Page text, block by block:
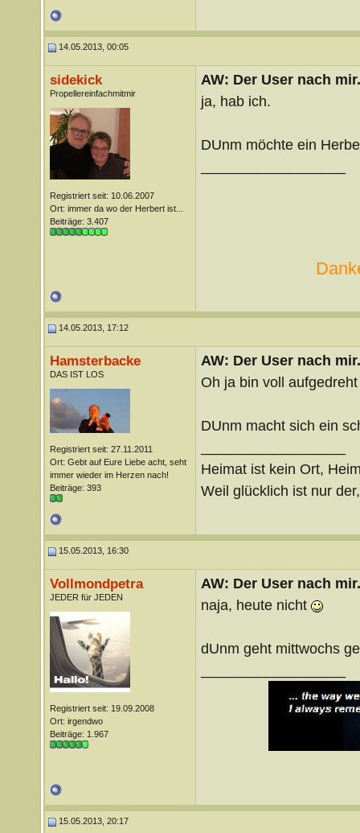
14.05.2013, 00:05
sidekick
Propellereinfachmitmir
Registriert seit: 10.06.2007
Ort: immer da wo der Herbert ist...
Beiträge: 3.407
AW: Der User nach
ja, hab ich.
DUnm möchte ein
14.05.2013, 17:12
Hamsterbacke
DAS IST LOS
Registriert seit: 27.11.2011
Ort: Gebt auf Eure Liebe acht, seht
immer wieder im Herzen nach!
Beiträge: 393
AW: Der User nach
Oh ja bin voll
DUnm macht sich ein
Heimat ist kein Ort,
Weil glücklich ist nur
15.05.2013, 16:30
Vollmondpetra
JEDER für JEDEN
Registriert seit: 19.09.2008
Ort: irgendwo
Beiträge: 1.967
AW: Der User nach
naja, heute nicht
dUnm geht mittwochs
15.05.2013, 20:17